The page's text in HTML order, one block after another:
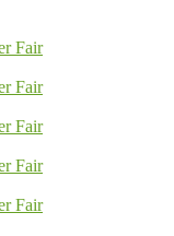
Fair
Fair
Fair
Fair
Fair